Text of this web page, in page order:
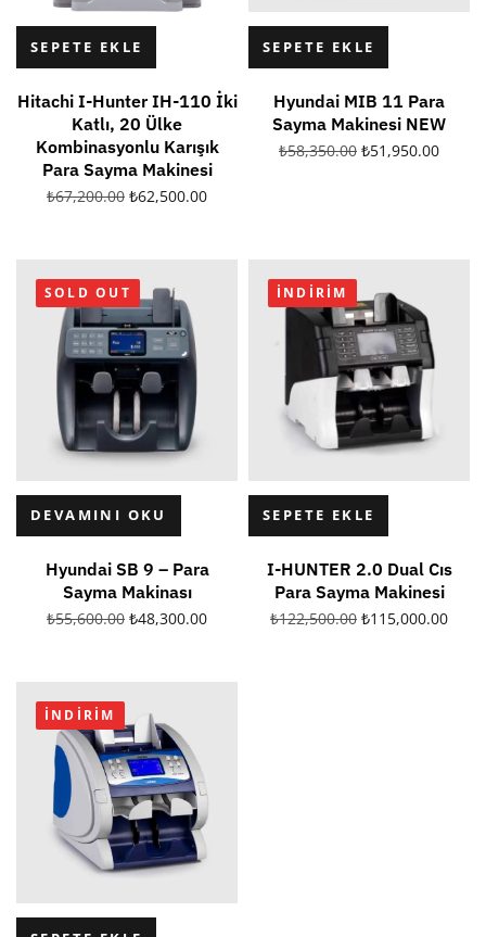
SEPETE EKLE
Hitachi I-Hunter IH-110 İki
Katlı, 20 Ülke
Kombinasyonlu Karışık
Para Sayma Makinesi
₺67,200.00 ₺62,500.00
SEPETE EKLE
Hyundai MIB 11 Para
Sayma Makinesi NEW
₺58,350.00 ₺51,950.00
SOLD OUT
DEVAMINI OKU
Hyundai SB 9 – Para
Sayma Makinası
₺55,600.00 ₺48,300.00
İNDIRIM
SEPETE EKLE
I-HUNTER 2.0 Dual Cıs
Para Sayma Makinesi
₺122,500.00 ₺115,000.00
İNDIRIM